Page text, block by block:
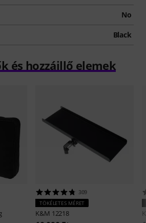
No
Black
és hozzáillő elemek
309
TÖKÉLETES MÉRET
K&M 12218